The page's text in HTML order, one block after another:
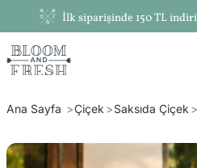
İlk siparişinde 150 TL
Ana Sayfa Çiçek Saksıda Çiçek